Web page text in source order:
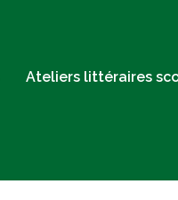
Ateliers littéraires